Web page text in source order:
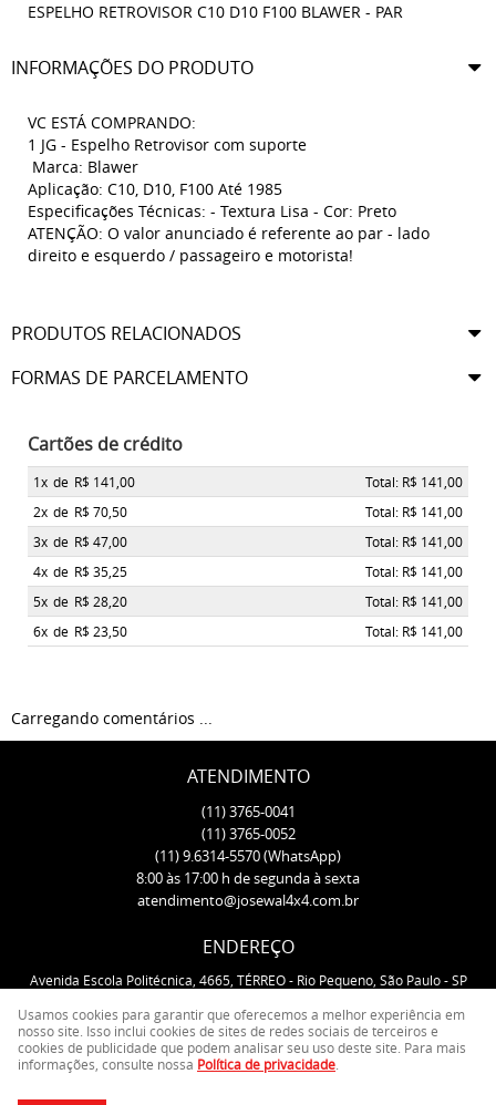
ESPELHO RETROVISOR C10 D10 F100 BLAWER - PAR
INFORMAÇÕES DO PRODUTO
VC ESTÁ COMPRANDO:
1 JG - Espelho Retrovisor com suporte
Marca: Blawer
Aplicação: C10, D10, F100 Até 1985
Especificações Técnicas: - Textura Lisa - Cor: Preto
ATENÇÃO: O valor anunciado é referente ao par - lado
direito e esquerdo / passageiro e motorista!
PRODUTOS RELACIONADOS
FORMAS DE PARCELAMENTO
Cartões de crédito
1x de R$ 141,00
Total: R$ 141,00
2x de R$ 70,50
Total: R$ 141,00
3x de R$ 47,00
Total: R$ 141,00
4x de R$ 35,25
Total: R$ 141,00
5x de R$ 28,20
Total: R$ 141,00
6x de R$ 23,50 Total: R$ 141,00
Carregando comentários ...
ATENDIMENTO
(11)3765-0041
(11)3765-0052
(11)9.6314-5570(WhatsApp)
8:00 às 17:00 h de segunda à sexta
atendimento@josewal4x4.com.br
ENDEREÇO
Avenida Escola Politécnica, 4665, TÉRREO- Rio Pequeno, São Paulo-SP
LOJA VIRTUAL CRIADA POR
Usamos cookies para garantir que oferecemos a melhor experiência em
nosso site. Isso inclui cookies de sites de redes sociais de terceiros e
cookies de publicidade que podem analisar seu uso deste site. Para mais
informações, consulte nossa Política de privacidade